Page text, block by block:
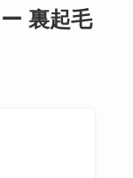
裏起毛